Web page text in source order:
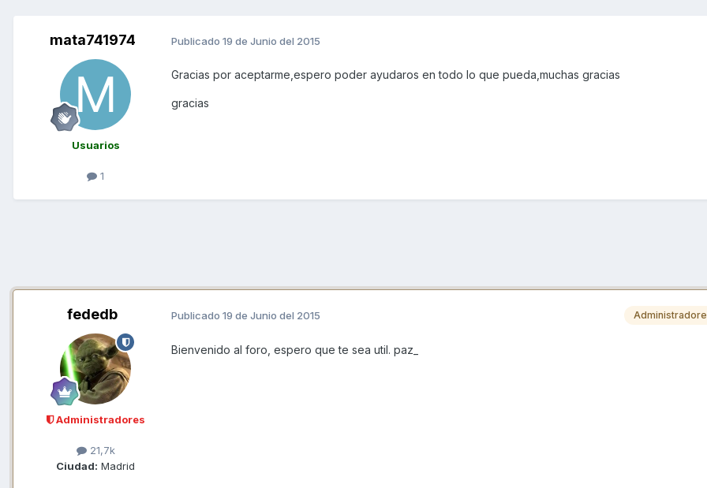
mata741974
Usuarios
1
Publicado 19 de Junio del 2015
Gracias por aceptarme,espero poder ayudaros en todo lo que pueda,muchas gracias
gracias
fededb
Administradores
21,7k
Ciudad: Madrid
Publicado 19 de Junio del 2015
Bienvenido al foro, espero que te sea util. paz_